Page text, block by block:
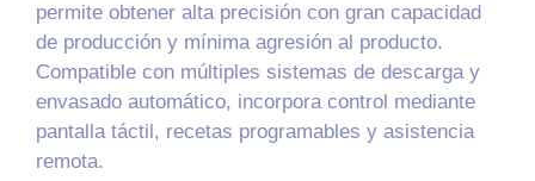
permite obtener alta precisión con gran capacidad
de producción y mínima agresión al producto.
Compatible con múltiples sistemas de descarga y
envasado automático, incorpora control mediante
pantalla táctil, recetas programables y asistencia
remota.